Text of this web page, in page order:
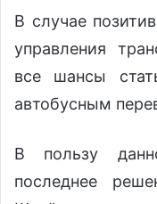
В случае
управления
все шансы
автобусным
В пользу
последнее